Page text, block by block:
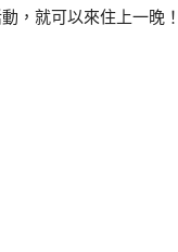
，就可以來住上一晚！